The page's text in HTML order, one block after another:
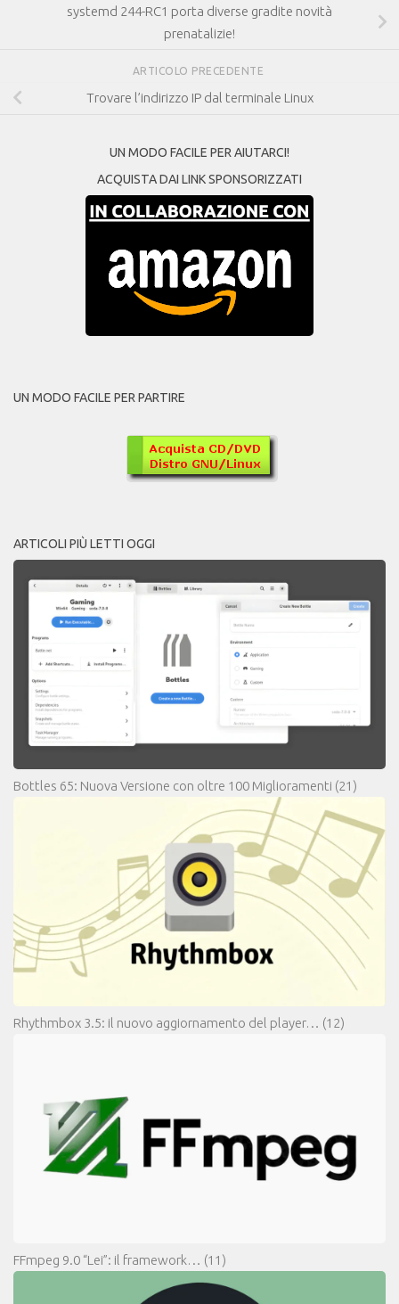
systemd 244-RC1 porta diverse gradite novità
prenatalizie!
ARTICOLO PRECEDENTE
Trovare l’indirizzo IP dal terminale Linux
UN MODO FACILE PER AIUTARCI!
ACQUISTA DAI LINK SPONSORIZZATI
UN MODO FACILE PER PARTIRE
ARTICOLI PIÙ LETTI OGGI
Bottles 65: Nuova Versione con oltre 100 Miglioramenti (21)
Rhythmbox 3.5: il nuovo aggiornamento del player… (12)
FFmpeg 9.0 “Lei”: il framework… (11)